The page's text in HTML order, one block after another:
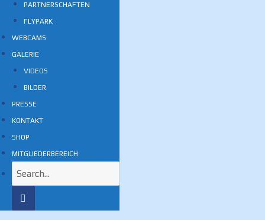
PARTNERSCHAFTEN
FLYPARK
WEBCAMS
GALERIE
VIDEOS
BILDER
PRESSE
KONTAKT
SHOP
MITGLIEDERBEREICH
Search